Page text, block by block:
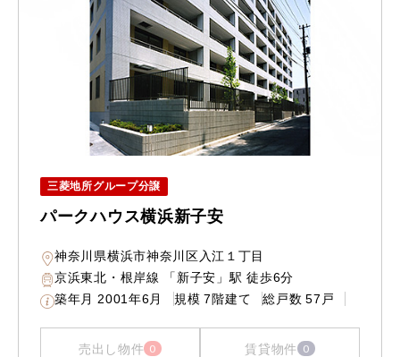
三菱地所グループ分譲
パークハウス横浜新子安
神奈川県横浜市神奈川区入江１丁目
京浜東北・根岸線 「新子安」駅 徒歩6分
築年月 2001年6月 規模 7階建て 総戸数 57戸
売出し物件 0 賃貸物件 0